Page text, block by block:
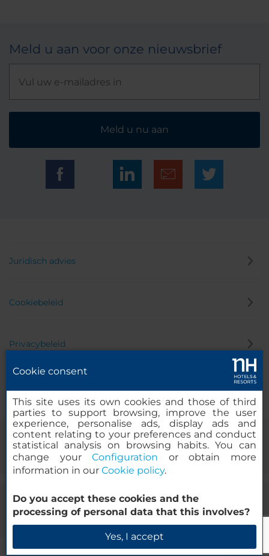
Meld u aan voor onze nieuwsbrief
Meld u nu aan
Juridisch advies
Cookiebeleid
Privacybeleid
© 2000-2026 MINOR HOTELS EUROPE & AMERICAS Santa Engracia
120. 28003 Madrid, Spanje
Cookie consent
This site uses its own cookies and those of third
parties to support browsing, improve the user
experience, personalise ads, display ads and
content relating to your preferences and conduct
statistical analysis on browsing habits. You can
change yourConfiguration or obtain more
information in our Cookie policy.
Do you accept these cookies and the
processing of personal data that this involves?
Yes, I accept